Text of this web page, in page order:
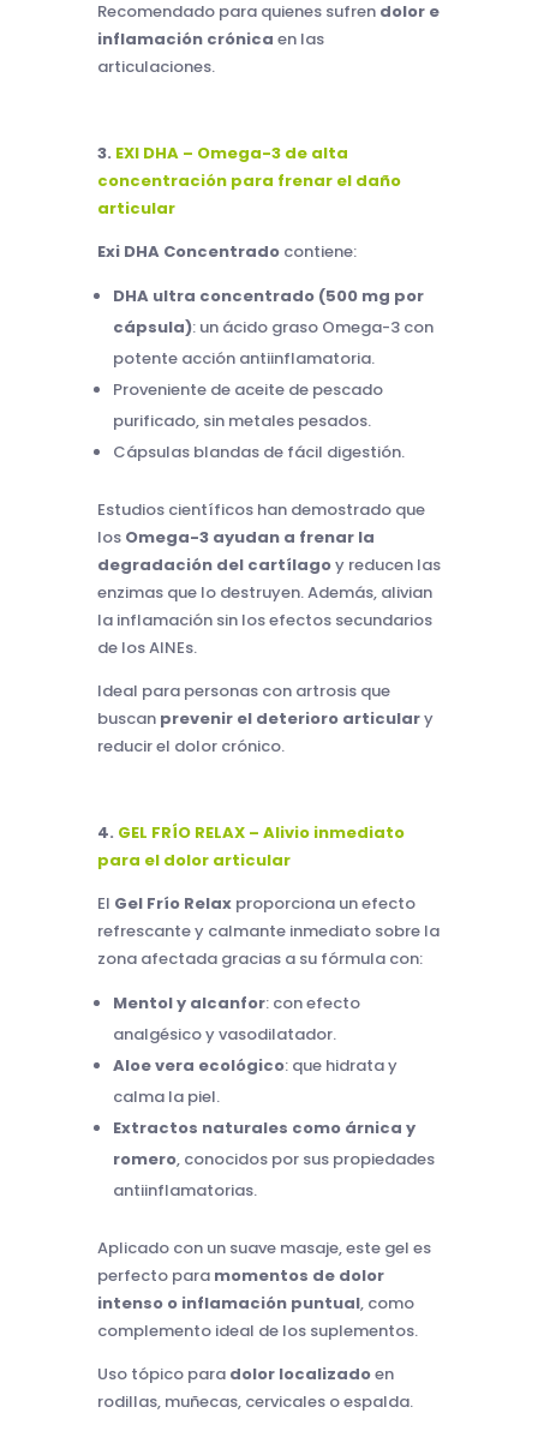
Recomendado para quienes sufren dolor e
inflamación crónica en las
articulaciones.
3. EXI DHA – Omega-3 de alta
concentración para frenar el daño
articular
Exi DHA Concentradocontiene:
DHA ultra concentrado (500 mg por
cápsula): un ácido graso Omega-3 con
potente acción antiinflamatoria.
Proveniente de aceite de pescado
purificado, sin metales pesados.
Cápsulas blandas de fácil digestión.
Estudios científicos han demostrado que
los Omega-3 ayudan a frenar la
degradación del cartílagoy reducen las
enzimas que lo destruyen. Además, alivian
la inflamación sin los efectos secundarios
de los AINEs.
Ideal para personas con artrosis que
buscan prevenir el deterioro articulary
reducir el dolor crónico.
4. GEL FRÍO RELAX – Alivio inmediato
para el dolor articular
El Gel Frío Relaxproporciona un efecto
refrescante y calmante inmediato sobre la
zona afectada gracias a su fórmula con:
Mentol y alcanfor: con efecto
analgésico y vasodilatador.
Aloe vera ecológico: que hidrata y
calma la piel.
Extractos naturales como árnica y
romero, conocidos por sus propiedades
antiinflamatorias.
Aplicado con un suave masaje, este gel es
perfecto para momentos de dolor
intenso o inflamación puntual, como
complemento ideal de los suplementos.
Uso tópico para dolor localizadoen
rodillas, muñecas, cervicales o espalda.